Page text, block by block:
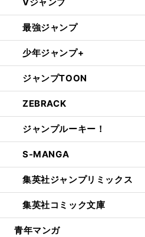
最強ジャンプ
少年ジャンプ+
ジャンプTOON
ZEBRACK
ジャンプルーキー！
S-MANGA
集英社ジャンプリミックス
集英社コミック文庫
青年マンガ